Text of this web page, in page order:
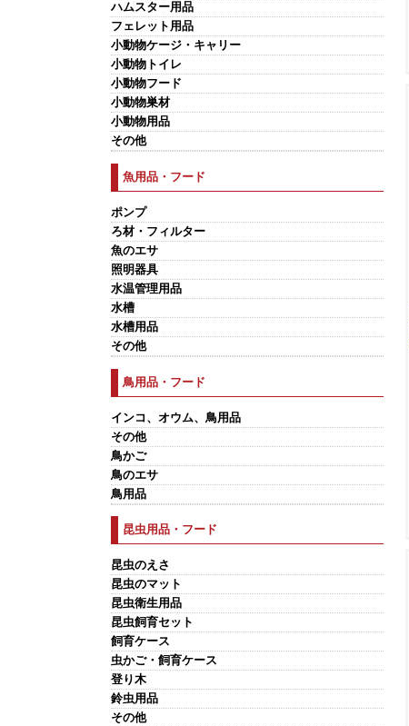
ハムスター用品
フェレット用品
小動物ケージ・キャリー
小動物トイレ
小動物フード
小動物巣材
小動物用品
その他
魚用品・フード
ポンプ
ろ材・フィルター
魚のエサ
照明器具
水温管理用品
水槽
水槽用品
その他
鳥用品・フード
インコ、オウム、鳥用品
その他
鳥かご
鳥のエサ
鳥用品
昆虫用品・フード
昆虫のえさ
昆虫のマット
昆虫衛生用品
昆虫飼育セット
飼育ケース
虫かご・飼育ケース
登り木
鈴虫用品
その他